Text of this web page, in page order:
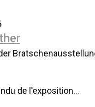
de l'exposition…